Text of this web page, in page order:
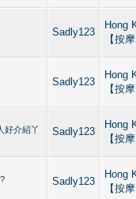
Sadly123
Hong
【按
Sadly123
Hong
【按
好介紹丫
Sadly123
Hong
【按
Sadly123
Hong
【按